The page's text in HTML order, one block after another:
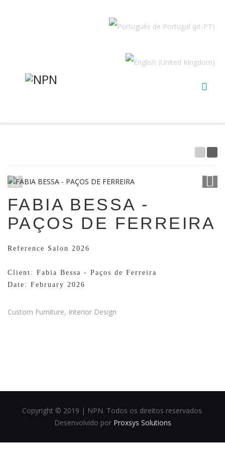
FABIA BESSA -
PAÇOS DE FERREIRA
Reference Salon 2026
Client: Fabia Bessa - Paços de Ferreira
Date: February 2026
Custom Furniture, Interior Design
Copyright © 2019 | NPN. Todos os direitos reservados.
Desenvolvido por Proxsys Solutions